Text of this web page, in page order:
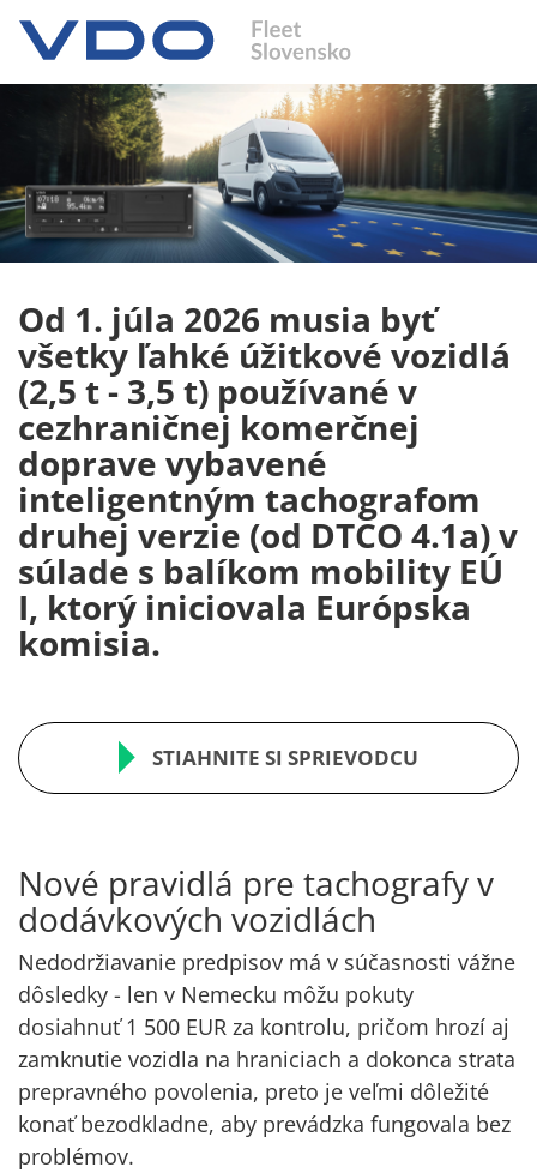
Od 1. júla 2026 musia byť
všetky ľahké úžitkové vozidlá
(2,5 t - 3,5 t) používané v
cezhraničnej komerčnej
doprave vybavené
inteligentným tachografom
druhej verzie (od DTCO 4.1a) v
súlade s balíkom mobility EÚ
I, ktorý iniciovala Európska
komisia.
STIAHNITE SI SPRIEVODCU
Nové pravidlá pre tachografy v
dodávkových vozidlách
Nedodržiavanie predpisov má v súčasnosti vážne
dôsledky - len v Nemecku môžu pokuty
dosiahnuť1 500 EUR za kontrolu, pričom hrozí aj
zamknutie vozidla na hraniciach a dokonca strata
prepravného povolenia, preto je veľmi dôležité
konať bezodkladne, aby prevádzka fungovala bez
problémov.